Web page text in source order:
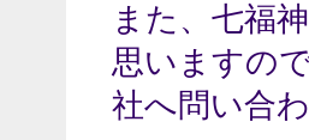
また、七福
思いますの
社へ問い合